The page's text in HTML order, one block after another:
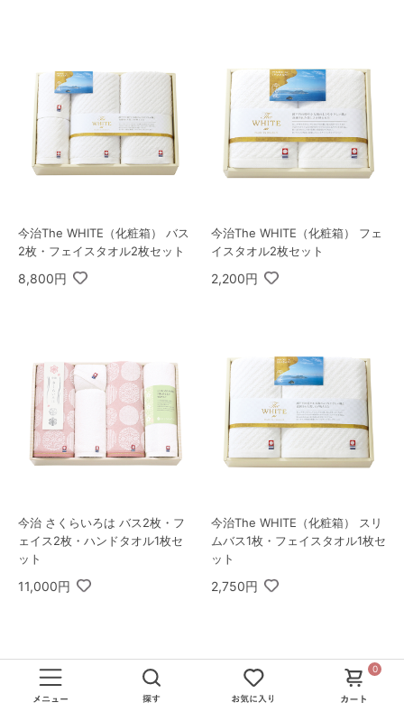
0
今治The WHITE（化粧箱） バス
2枚・フェイスタオル2枚セット
8,800円
今治The WHITE（化粧箱） フェ
イスタオル2枚セット
2,200円
今治 さくらいろは バス2枚・フ
ェイス2枚・ハンドタオル1枚セ
ット
11,000円
今治The WHITE（化粧箱） スリ
ムバス1枚・フェイスタオル1枚セ
ット
2,750円